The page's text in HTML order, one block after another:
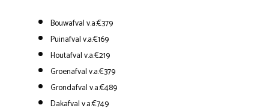
Bouwafval v.a.€379
Puinafval v.a.€169
Houtafval v.a.€219
Groenafval v.a.€379
Grondafval v.a.€489
Dakafval v.a.€749